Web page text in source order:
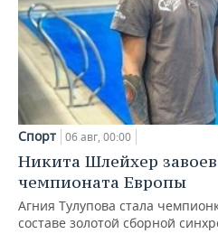
Спорт 06 авг, 00:00
Никита Шлейхер
чемпионата Европы
Агния Тулупова стала
составе золотой сборной